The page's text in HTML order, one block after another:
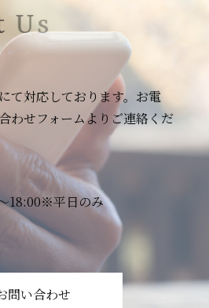
Us
て対応しております。お電
わせフォームよりご連絡くだ
18:00※平日のみ
問い合わせ